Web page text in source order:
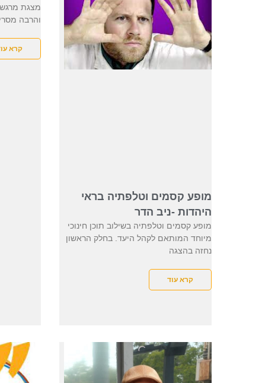
מופע קסמים וטלפתיה בראי
היהדות -ניב הדר
מופע קסמים וטלפתיה בשילוב תוכן חינוכי
מיוחד המותאם לקהל היעד. בחלק הראשון
נחזה בהצגה
קרא עוד
מצגת
והרבה
קרא